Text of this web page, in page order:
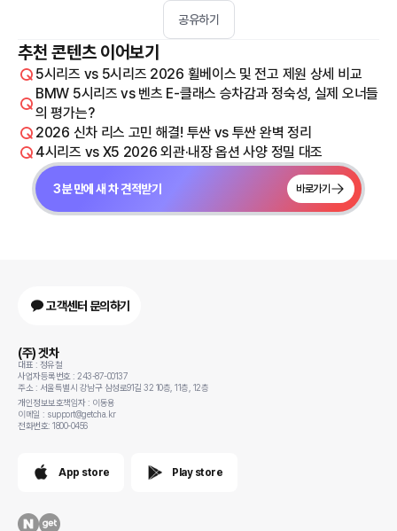
공유하기
추천 콘텐츠 이어보기
5시리즈 vs 5시리즈 2026 휠베이스 및 전고 제원 상세 비교
BMW 5시리즈 vs 벤츠 E-클래스 승차감과 정숙성, 실제 오너들
의 평가는?
2026 신차 리스 고민 해결! 투싼 vs 투싼 완벽 정리
4시리즈 vs X5 2026 외관·내장 옵션 사양 정밀 대조
3분 만에 새 차 견적받기 바로가기
고객센터 문의하기
(주) 겟차
대표 : 정유철
사업자등록번호 : 243-87-00137
주소 : 서울특별시 강남구 삼성로91길 32 10층, 11층, 12층
개인정보보호책임자 : 이동용
이메일 : support@getcha.kr
전화번호: 1800-0456
App store Play store